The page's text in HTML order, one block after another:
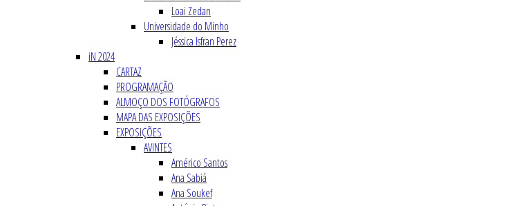
Loai Zedan
Universidade do Minho
Jéssica Isfran Perez
iN 2024
CARTAZ
PROGRAMAÇÃO
ALMOÇO DOS FOTÓGRAFOS
MAPA DAS EXPOSIÇÕES
EXPOSIÇÕES
AVINTES
Américo Santos
Ana Sabiá
Ana Soukef